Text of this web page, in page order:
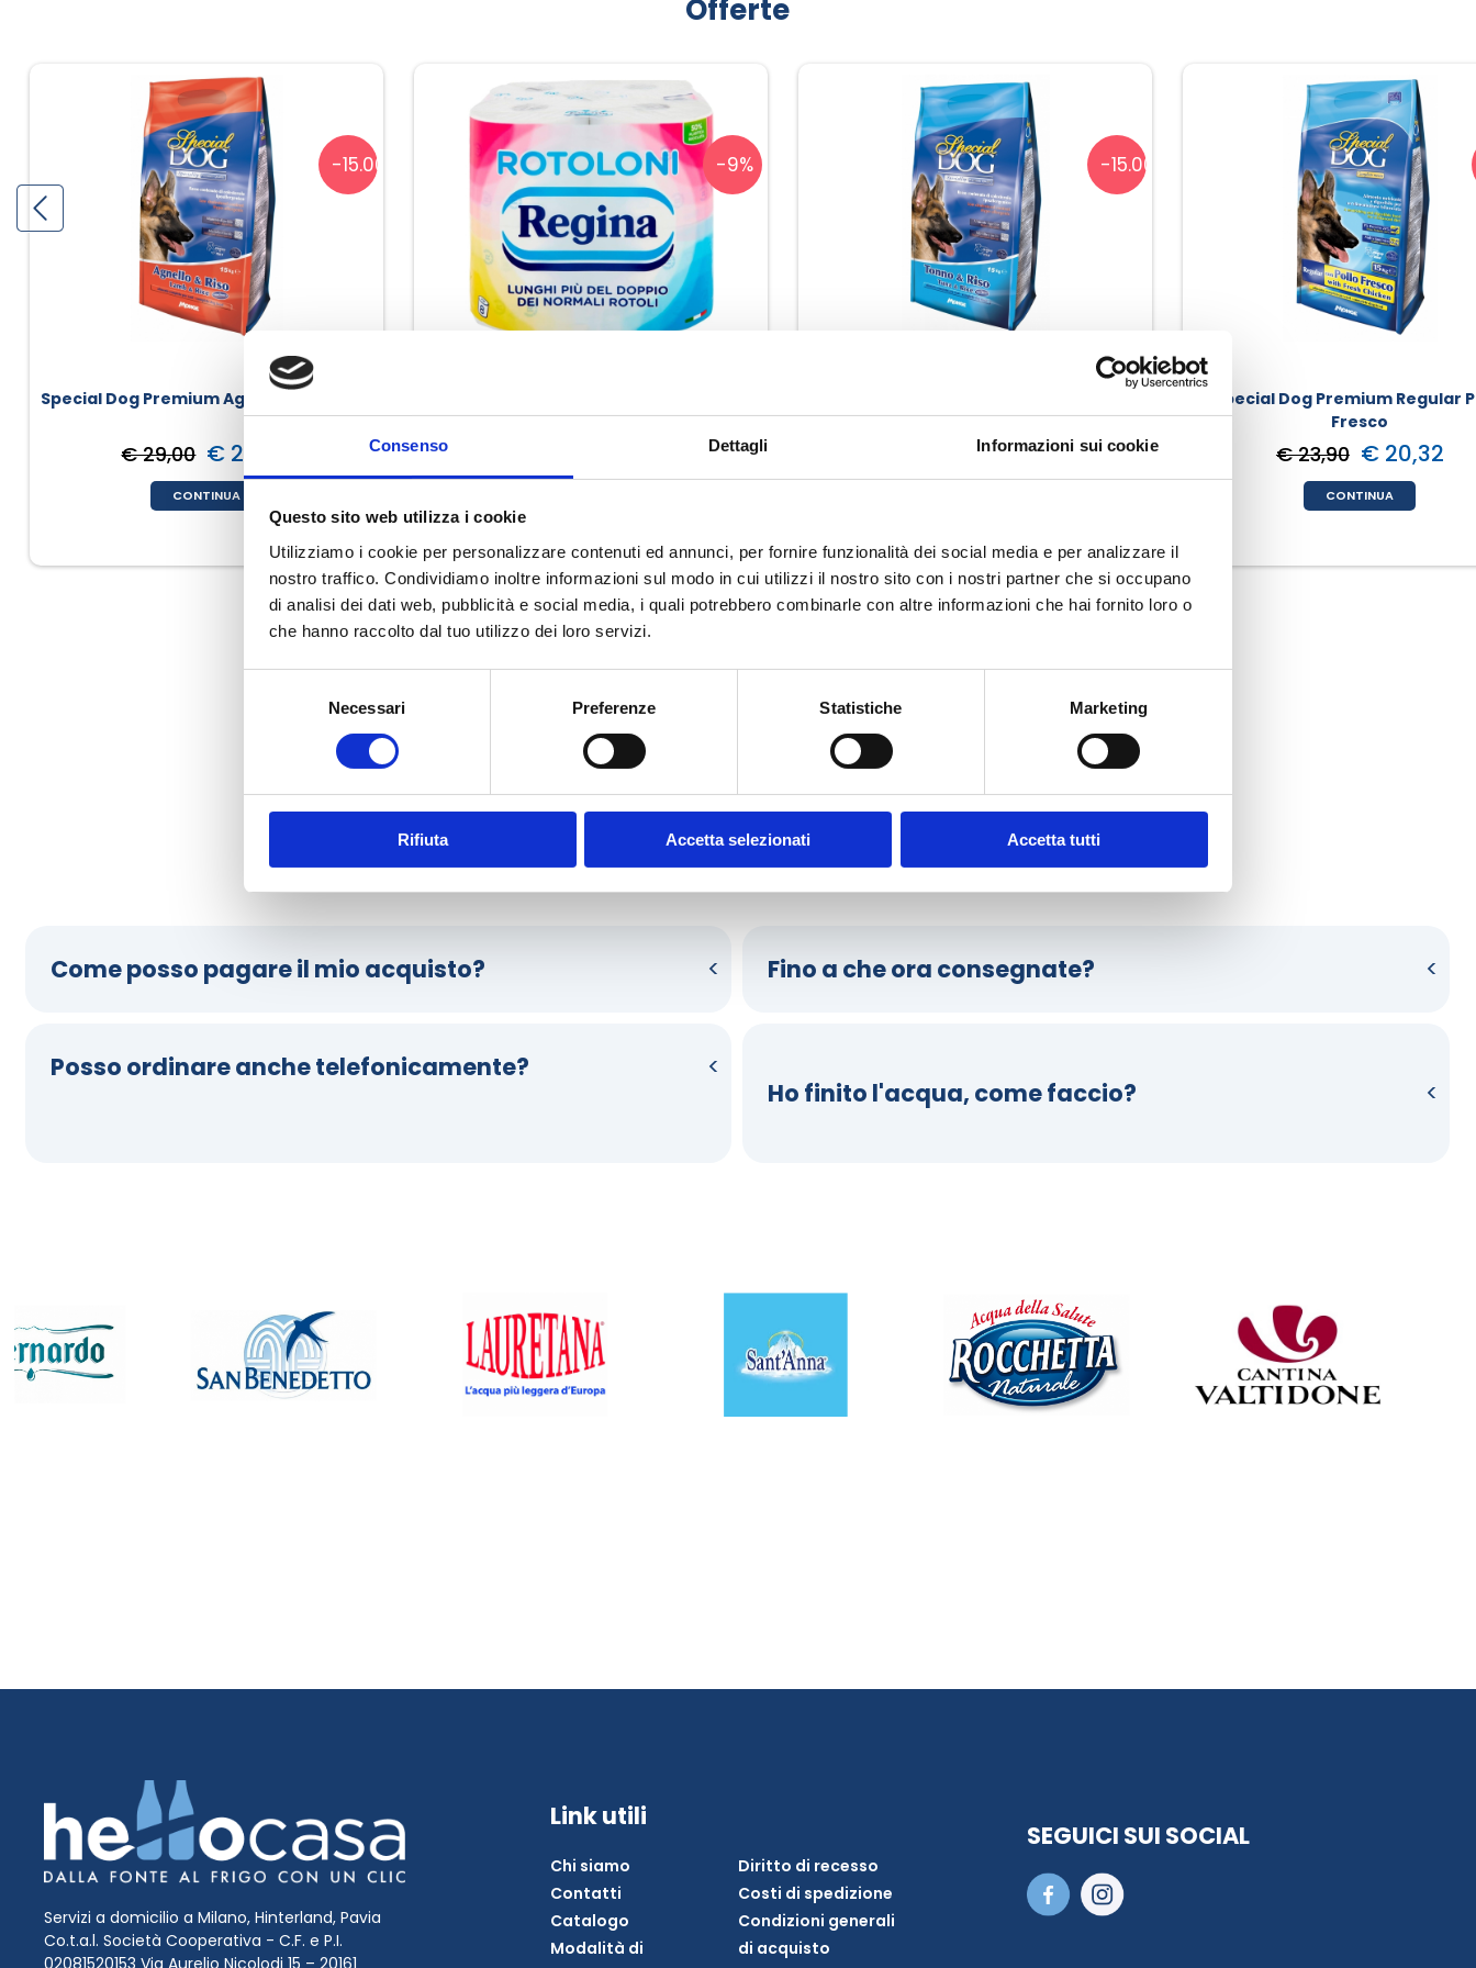
Consenso Dettagli Informazioni sui cookie
Questo sito web utilizza i cookie
Utilizziamo i cookie per personalizzare contenuti ed annunci, per fornire funzionalità dei social media e per analizzare il
nostro traffico. Condividiamo inoltre informazioni sul modo in cui utilizzi il nostro sito con i nostri partner che si occupano
di analisi dei dati web, pubblicità e social media, i quali potrebbero combinarle con altre informazioni che hai fornito loro o
che hanno raccolto dal tuo utilizzo dei loro servizi.
Necessari Preferenze Statistiche Marketing
Rifiuta Accetta selezionati Accetta tutti
Offerte
-15.00%
Special Dog Premium Agnello E Riso
€ 29,00 € 24,65
CONTINUA
-9% -15.00%
€ 23,38
Special Dog Premium Regular
Fresco
€ 23,90 € 20,32
CONTINUA
Come funziona il nostro servizio?
Come posso pagare il mio acquisto? Fino a che ora consegnate?
Posso ordinare anche telefonicamente?
Ho finito l'acqua, come faccio?
Servizi a domicilio a Milano, Hinterland, Pavia
Co.t.a.l. Società Cooperativa - C.F. e P.I.
02081520153 Via Aurelio Nicolodi 15 – 20161
Link utili
Chi siamo
Contatti
Catalogo
Modalità di
Diritto di recesso
Costi di spedizione
Condizioni generali
di acquisto
SEGUICI SUI SOCIAL